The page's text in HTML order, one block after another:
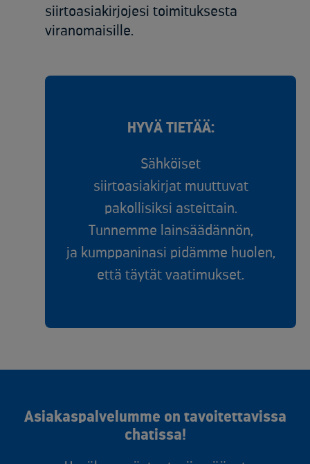
siirtoasiakirjojesi toimituksesta
viranomaisille.
HYVÄ TIETÄÄ:
Sähköiset
siirtoasiakirjat muuttuvat
pakollisiksi asteittain.
Tunnemme lainsäädännön,
ja kumppaninasi pidämme huolen,
että täytät vaatimukset.
Asiakaspalvelumme on tavoitettavissa
chatissa!